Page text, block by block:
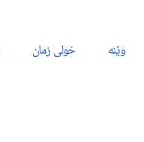
خولی زمان وێنە